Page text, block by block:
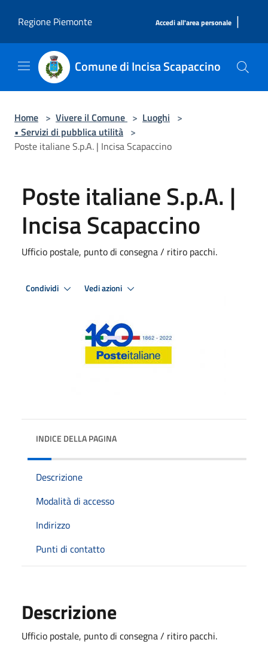
Regione Piemonte
Accedi all'area personale |
Comune di Incisa Scapaccino
Home > Vivere il Comune > Luoghi >
• Servizi di pubblica utilità >
Poste italiane S.p.A. | Incisa Scapaccino
Poste italiane S.p.A. |
Incisa Scapaccino
Ufficio postale, punto di consegna / ritiro pacchi.
Condividi Vedi azioni
INDICE DELLA PAGINA
Descrizione
Modalità di accesso
Indirizzo
Punti di contatto
Descrizione
Ufficio postale, punto di consegna / ritiro pacchi.